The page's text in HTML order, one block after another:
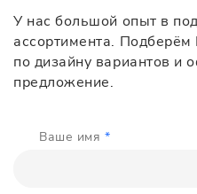
Ваше имя *
У нас большой опыт в
ассортимента.
по дизайну вариантов и
предложение.